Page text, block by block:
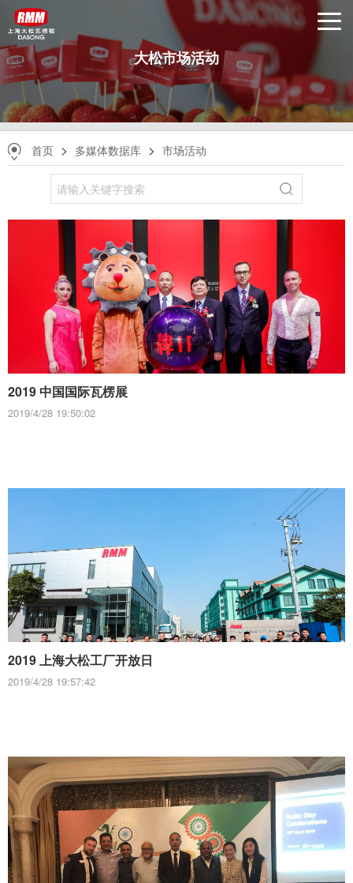
大松市场活动
首页 > 多媒体数据库 > 市场活动
2019 中国国际瓦楞展
2019/4/28 19:50:02
2019 上海大松工厂开放日
2019/4/28 19:57:42